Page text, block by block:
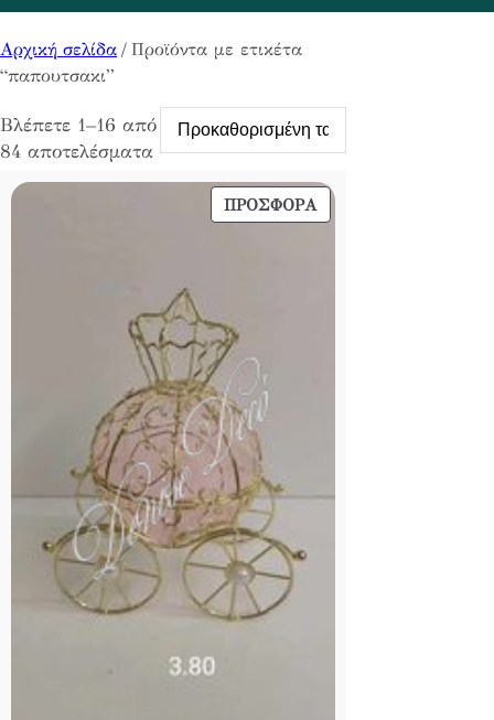
Αρχική σελίδα / Προϊόντα με ετικέτα
“παπουτσακι”
Βλέπετε 1–16 από
84 αποτελέσματα
ΠΡΟΣΦΟΡΆ ΠΡΟΪΌΝ